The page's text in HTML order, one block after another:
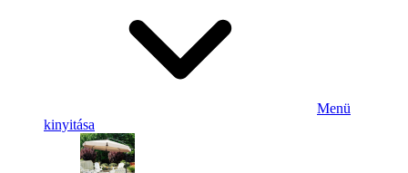
Menü
kinyitása